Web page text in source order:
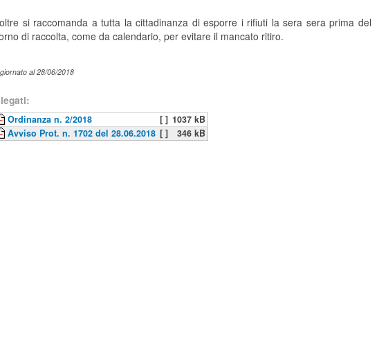
si raccomanda a tutta la cittadinanza di esporre i rifiuti la sera sera prima del
di raccolta, come da calendario, per evitare il mancato ritiro.
al 28/06/2018
Ordinanza n. 2/2018 [ ] 1037 kB
Avviso Prot. n. 1702 del 28.06.2018 [ ] 346 kB